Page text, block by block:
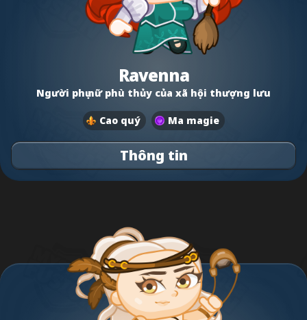
Ravenna
Người phụ nữ phù thủy của xã hội thượng lưu
Cao quý Ma magie
Thông tin